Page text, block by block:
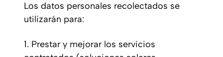
Los datos personales recolectados se
utilizarán para:
1. Prestar y mejorar los servicios